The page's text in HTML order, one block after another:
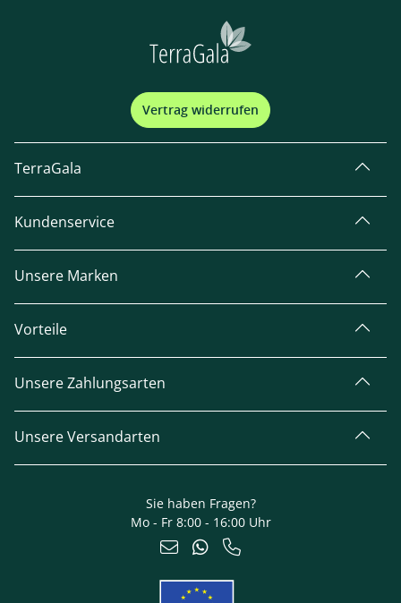
Vertrag widerrufen
TerraGala
Kundenservice
Unsere Marken
Vorteile
Unsere Zahlungsarten
Unsere Versandarten
Sie haben Fragen?
Mo - Fr 8:00 - 16:00 Uhr